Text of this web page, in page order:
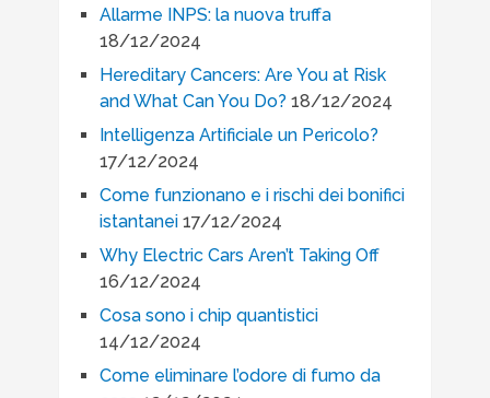
Allarme INPS: la nuova truffa
18/12/2024
Hereditary Cancers: Are You at Risk
and What Can You Do? 18/12/2024
Intelligenza Artificiale un Pericolo?
17/12/2024
Come funzionano e i rischi dei bonifici
istantanei 17/12/2024
Why Electric Cars Aren’t Taking Off
16/12/2024
Cosa sono i chip quantistici
14/12/2024
Come eliminare l’odore di fumo da